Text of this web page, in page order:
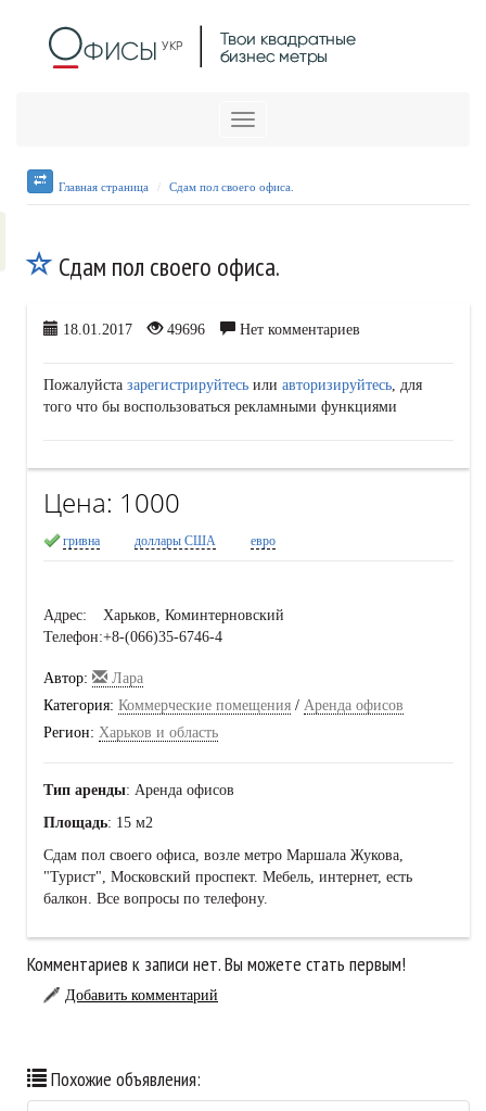
Меню
Главная страница Сдам пол своего офиса.
Сдам пол своего офиса.
18.01.2017 49696 Нет комментариев
Пожалуйста зарегистрируйтесь или авторизируйтесь, для
того что бы воспользоваться рекламными функциями
Цена: 1000
гривна доллары США евро
Адрес:
Харьков, Коминтерновский
Телефон:+8-(066)35-6746-4
Автор:
Лара
Категория: Коммерческие помещения / Аренда офисов
Регион: Харьков и область
Тип аренды: Аренда офисов
Площадь: 15 м2
Сдам пол своего офиса, возле метро Маршала Жукова,
"Турист", Московский проспект. Мебель, интернет, есть
балкон. Все вопросы по телефону.
Комментариев к записи нет. Вы можете стать первым!
Добавить комментарий
Похожие объявления: